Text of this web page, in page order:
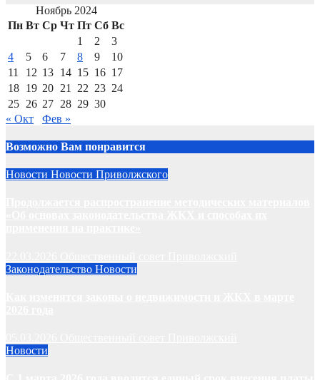
Ноябрь 2024
Пн Вт Ср Чт Пт Сб Вс
1
2
3
4
5 6 7 8 9
10
11
12 13 14 15 16 17
18 19 20 21 22 23 24
25 26 27 28 29 30
« Окт
Фев »
Возможно Вам понравится
Новости Новости Приволжского
Законодательство Новости
Новости